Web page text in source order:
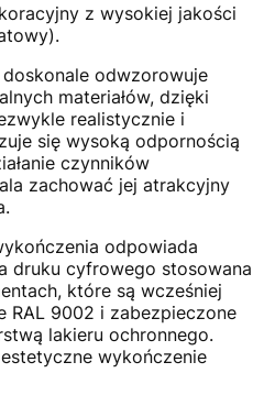
z wysokiej jakości
odwzorowuje
materiałów, dzięki
realistycznie i
się wysoką odpornością
czynników
zachować jej atrakcyjny
odpowiada
druku cyfrowego stosowana
które są wcześniej
RAL 9002 i zabezpieczone
lakieru ochronnego.
wykończenie